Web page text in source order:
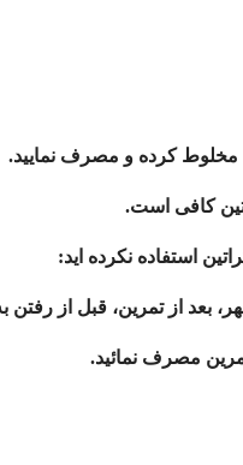
استفاده نکرده اید: